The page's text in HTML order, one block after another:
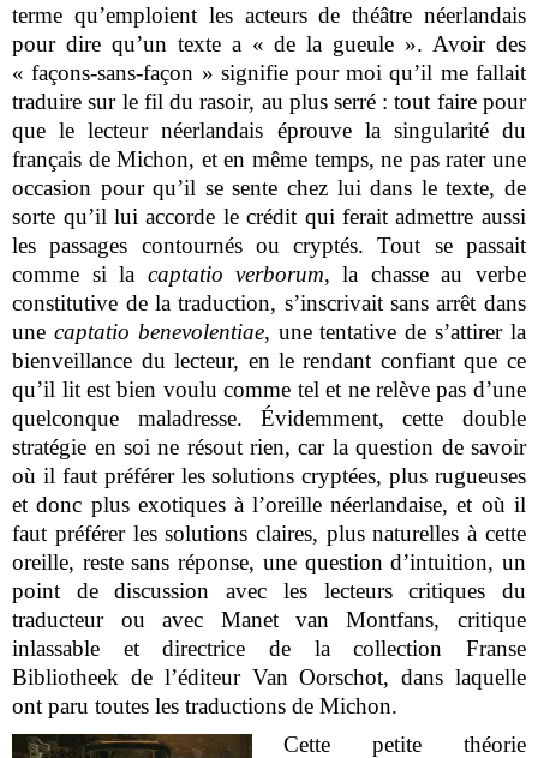
terme qu’emploient les acteurs de théâtre néerlandais
pour dire qu’un texte a « de la gueule ». Avoir des
« façons-sans-façon » signifie pour moi qu’il me fallait
traduire sur le fil du rasoir, au plus serré : tout faire pour
que le lecteur néerlandais éprouve la singularité du
français de Michon, et en même temps, ne pas rater une
occasion pour qu’il se sente chez lui dans le texte, de
sorte qu’il lui accorde le crédit qui ferait admettre aussi
les passages contournés ou cryptés. Tout se passait
comme si la captatio verborum, la chasse au verbe
constitutive de la traduction, s’inscrivait sans arrêt dans
une captatio benevolentiae, une tentative de s’attirer la
bienveillance du lecteur, en le rendant confiant que ce
qu’il lit est bien voulu comme tel et ne relève pas d’une
quelconque maladresse. Évidemment, cette double
stratégie en soi ne résout rien, car la question de savoir
où il faut préférer les solutions cryptées, plus rugueuses
et donc plus exotiques à l’oreille néerlandaise, et où il
faut préférer les solutions claires, plus naturelles à cette
oreille, reste sans réponse, une question d’intuition, un
point de discussion avec les lecteurs critiques du
traducteur ou avec Manet van Montfans, critique
inlassable et directrice de la collection Franse
Bibliotheek de l’éditeur Van Oorschot, dans laquelle
ont paru toutes les traductions de Michon.
Cette petite théorie